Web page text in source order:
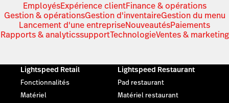
EmployésExpérience clientFinance & opérations
Gestion & opérationsGestion d'inventaireGestion du menu
Lancement d'une entrepriseNouveautésPaiements
Rapports & analyticssupportTechnologieVentes & marketing
Lightspeed Retail
Fonctionnalités
Matériel
Lightspeed Restaurant
Pad restaurant
Matériel restaurant